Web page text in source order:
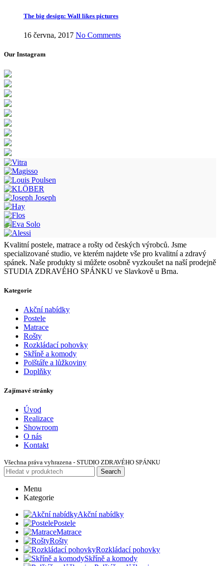
The big design: Wall likes pictures
16 června, 2017 No Comments
Our Instagram
Kvalitní postele, matrace a rošty od českých výrobců. Jsme
specializované studio, ve kterém najdete vše pro kvalitní a zdravý
spánek. Naše produkty si můžete osobně vyzkoušet na naší prodejně
STUDIA ZDRAVÉHO SPÁNKU ve Slavkově u Brna.
Kategorie
Akční nabídky
Postele
Matrace
Rošty
Rozkládací pohovky
Skříně a komody
Polštáře a lůžkoviny
Doplňky
Zajímavé stránky
Úvod
Realizace
Showroom
O nás
Kontakt
Všechna práva vyhrazena - STUDIO ZDRAVÉHO SPÁNKU
Search
Menu
Kategorie
Akční nabídky
Postele
Matrace
Rošty
Rozkládací pohovky
Skříně a komody